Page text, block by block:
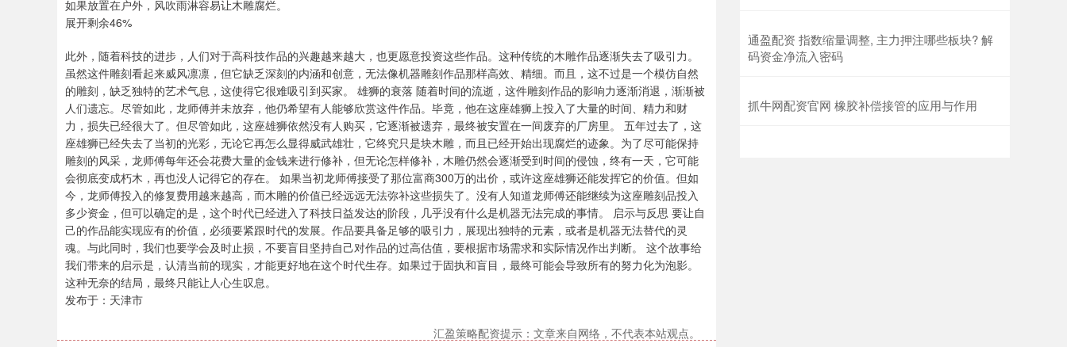
如果放置在户外，风吹雨淋容易让木雕腐烂。
展开剩余46%
此外，随着科技的进步，人们对于高科技作品的兴趣越来越大，也更愿意投资这些作品。这种传统的木雕作品逐渐失去了吸引力。
虽然这件雕刻看起来威风凛凛，但它缺乏深刻的内涵和创意，无法像机器雕刻作品那样高效、精细。而且，这不过是一个模仿自然
的雕刻，缺乏独特的艺术气息，这使得它很难吸引到买家。 雄狮的衰落 随着时间的流逝，这件雕刻作品的影响力逐渐消退，渐渐被
人们遗忘。尽管如此，龙师傅并未放弃，他仍希望有人能够欣赏这件作品。毕竟，他在这座雄狮上投入了大量的时间、精力和财
力，损失已经很大了。但尽管如此，这座雄狮依然没有人购买，它逐渐被遗弃，最终被安置在一间废弃的厂房里。 五年过去了，这
座雄狮已经失去了当初的光彩，无论它再怎么显得威武雄壮，它终究只是块木雕，而且已经开始出现腐烂的迹象。为了尽可能保持
雕刻的风采，龙师傅每年还会花费大量的金钱来进行修补，但无论怎样修补，木雕仍然会逐渐受到时间的侵蚀，终有一天，它可能
会彻底变成朽木，再也没人记得它的存在。 如果当初龙师傅接受了那位富商300万的出价，或许这座雄狮还能发挥它的价值。但如
今，龙师傅投入的修复费用越来越高，而木雕的价值已经远远无法弥补这些损失了。没有人知道龙师傅还能继续为这座雕刻品投入
多少资金，但可以确定的是，这个时代已经进入了科技日益发达的阶段，几乎没有什么是机器无法完成的事情。 启示与反思 要让自
己的作品能实现应有的价值，必须要紧跟时代的发展。作品要具备足够的吸引力，展现出独特的元素，或者是机器无法替代的灵
魂。与此同时，我们也要学会及时止损，不要盲目坚持自己对作品的过高估值，要根据市场需求和实际情况作出判断。 这个故事给
我们带来的启示是，认清当前的现实，才能更好地在这个时代生存。如果过于固执和盲目，最终可能会导致所有的努力化为泡影。
这种无奈的结局，最终只能让人心生叹息。
发布于：天津市
汇盈策略配资提示：文章来自网络，不代表本站观点。
通盈配资 指数缩量调整, 主力押注哪些板块? 解
码资金净流入密码
抓牛网配资官网 橡胶补偿接管的应用与作用